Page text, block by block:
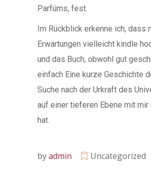
Parfüms, fest.
Im Rückblick erkenne ich, dass
Erwartungen vielleicht kindle
und das Buch, obwohl gut
einfach Eine kurze Geschichte
Suche nach der Urkraft des
auf einer tieferen Ebene mit
hat.
byadmin Uncategorized